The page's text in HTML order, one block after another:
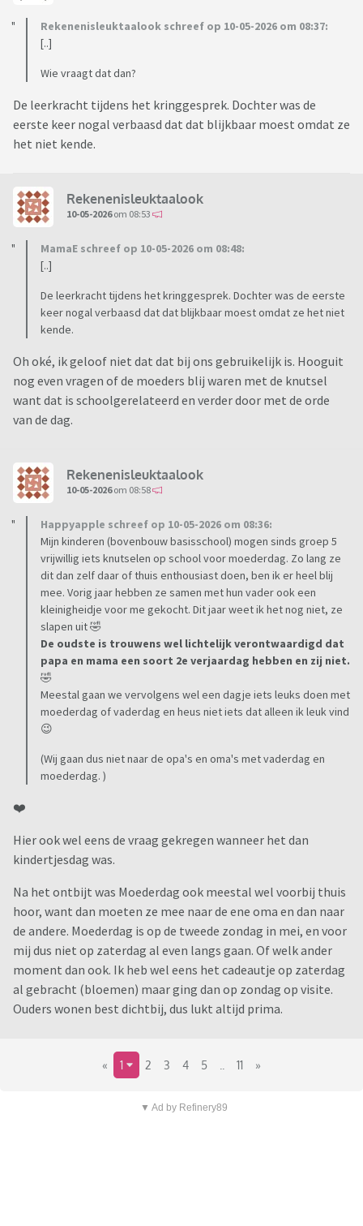
Rekenenisleuktaalook schreef op 10-05-2026 om 08:37:
[..]
Wie vraagt dat dan?
De leerkracht tijdens het kringgesprek. Dochter was de
eerste keer nogal verbaasd dat dat blijkbaar moest omdat ze
het niet kende.
Rekenenisleuktaalook
10-05-2026om 08:53
MamaE schreef op 10-05-2026 om 08:48:
[..]
De leerkracht tijdens het kringgesprek. Dochter was de eerste
keer nogal verbaasd dat dat blijkbaar moest omdat ze het niet
kende.
Oh oké, ik geloof niet dat dat bij ons gebruikelijk is. Hooguit
nog even vragen of de moeders blij waren met de knutsel
want dat is schoolgerelateerd en verder door met de orde
van de dag.
Rekenenisleuktaalook
10-05-2026om 08:58
Happyapple schreef op 10-05-2026 om 08:36:
Mijn kinderen (bovenbouw basisschool) mogen sinds groep 5
vrijwillig iets knutselen op school voor moederdag. Zo lang ze
dit dan zelf daar of thuis enthousiast doen, ben ik er heel blij
mee. Vorig jaar hebben ze samen met hun vader ook een
kleinigheidje voor me gekocht. Dit jaar weet ik het nog niet, ze
slapen uit 🤣
De oudste is trouwens wel lichtelijk verontwaardigd dat
papa en mama een soort 2e verjaardag hebben en zij niet.
🤣
Meestal gaan we vervolgens wel een dagje iets leuks doen met
moederdag of vaderdag en heus niet iets dat alleen ik leuk vind
😉
(Wij gaan dus niet naar de opa's en oma's met vaderdag en
moederdag. )
❤️
Hier ook wel eens de vraag gekregen wanneer het dan
kindertjesdag was.
Na het ontbijt was Moederdag ook meestal wel voorbij thuis
hoor, want dan moeten ze mee naar de ene oma en dan naar
de andere. Moederdag is op de tweede zondag in mei, en voor
mij dus niet op zaterdag al even langs gaan. Of welk ander
moment dan ook. Ik heb wel eens het cadeautje op zaterdag
al gebracht (bloemen) maar ging dan op zondag op visite.
Ouders wonen best dichtbij, dus lukt altijd prima.
« 1 2 3 4 5 11 »
▼ Ad by Refinery89